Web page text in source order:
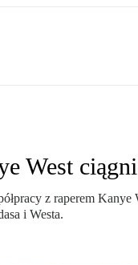
West
z raperem
i Westa.